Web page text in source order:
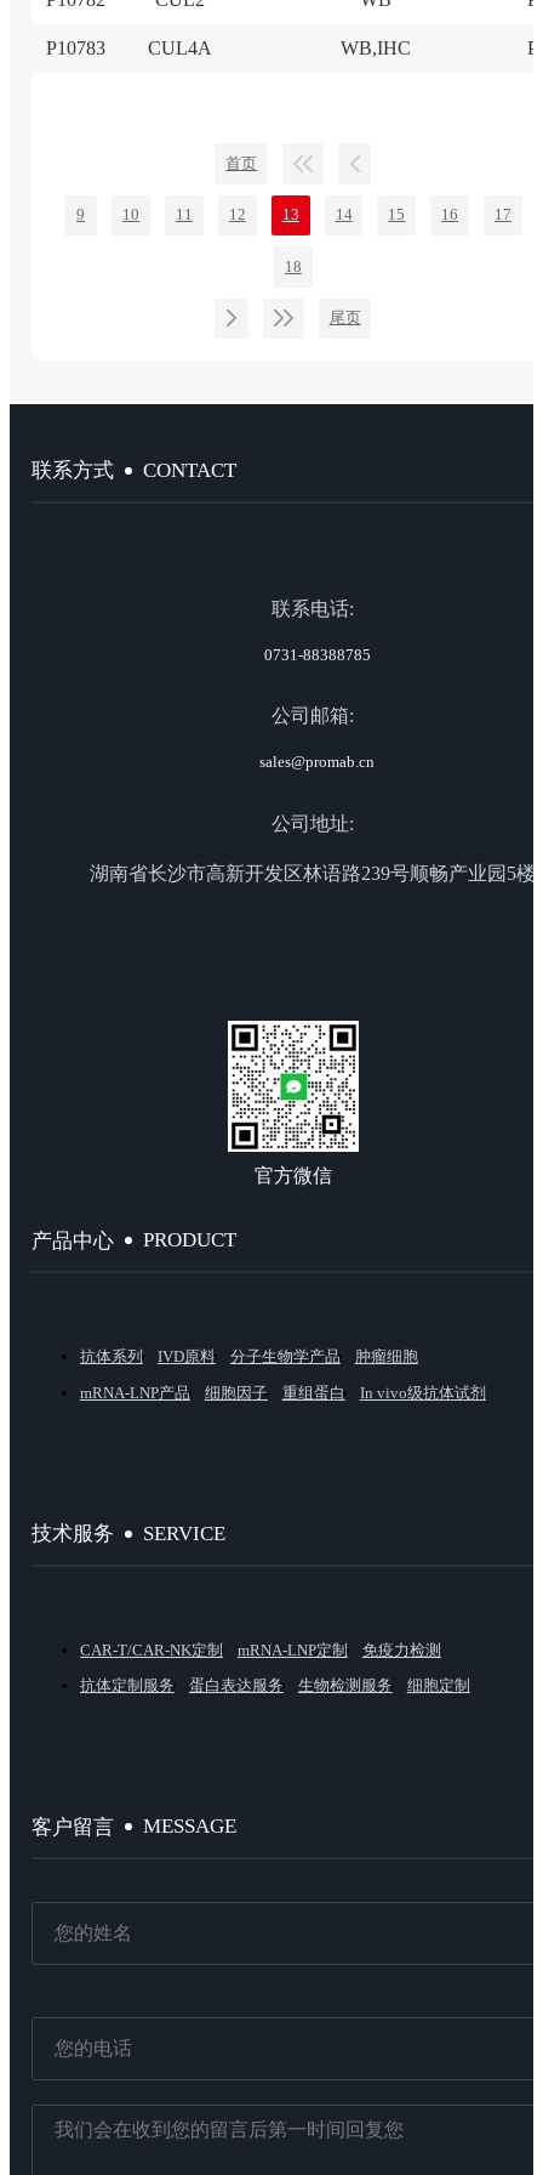
P10783 CUL4A WB,IHC
首页
9 10 11 12 13 14 15 16 17
18
尾页
联系方式 CONTACT
联系电话:
0731-88388785
公司邮箱:
sales@promab.cn
公司地址:
湖南省长沙市高新开发区林语路239号顺畅产业园5楼
官方微信
产品中心 PRODUCT
抗体系列 IVD原料 分子生物学产品
肿瘤细胞
mRNA-LNP产品
细胞因子 重组蛋白 In vivo级抗体试剂
技术服务 SERVICE
CAR-T/CAR-NK定制 mRNA-LNP定制
免疫力检测
抗体定制服务
蛋白表达服务 生物检测服务 细胞定制
客户留言 MESSAGE